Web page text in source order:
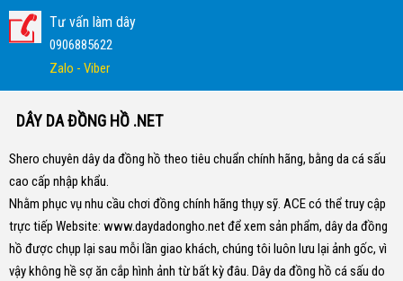
Tư vấn làm dây
0906885622
Zalo - Viber
DÂY DA ĐỒNG HỒ .NET
Shero chuyên dây da đồng hồ theo tiêu chuẩn chính hãng, bằng da cá sấu
cao cấp nhập khẩu.
Nhằm phục vụ nhu cầu chơi đồng chính hãng thụy sỹ. ACE có thể truy cập
trực tiếp Website: www.daydadongho.netđể xem sản phẩm, dây da đồng
hồ được chụp lại sau mỗi lần giao khách, chúng tôi luôn lưu lại ảnh gốc, vì
vậy không hề sợ ăn cắp hình ảnh từ bất kỳ đâu. Dây da đồng hồ cá sấu do